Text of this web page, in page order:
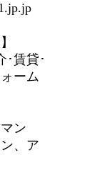
･賃貸･
ーム
ン
、ア